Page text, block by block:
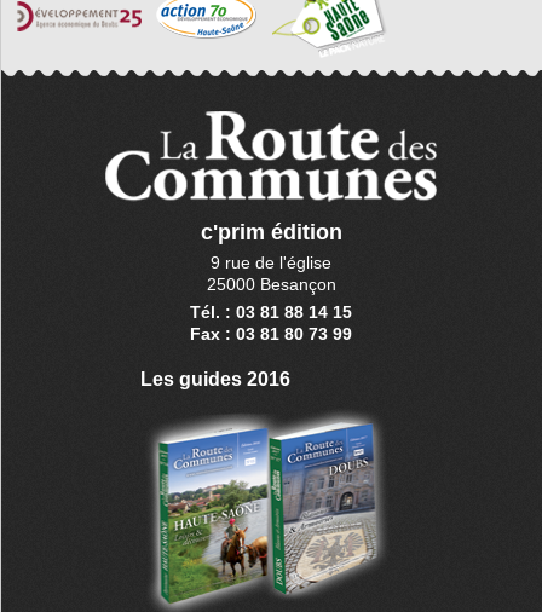
c'prim édition
9 rue de l'église
25000 Besançon
Tél. : 03 81 88 14 15
Fax : 03 81 80 73 99
Les guides 2016